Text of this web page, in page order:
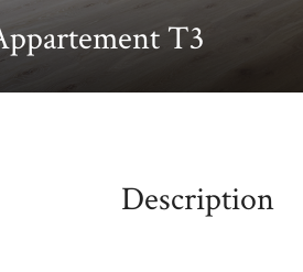
T3
Description